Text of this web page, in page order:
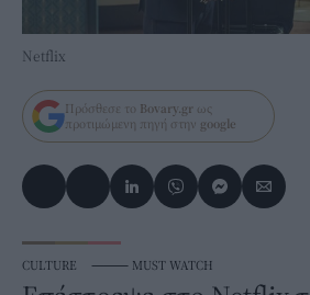
Netflix
Πρόσθεσε το Bovary.gr ως
προτιμώμενη πηγή στην google
CULTURE ⸻ MUST WATCH